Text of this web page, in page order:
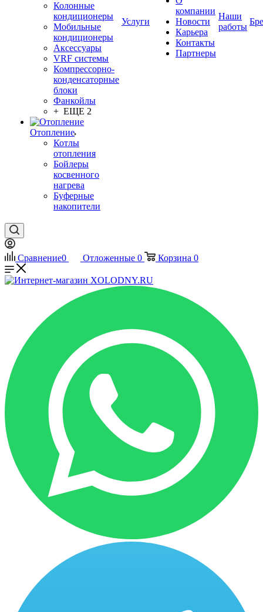
Колонные
кондиционеры
Мобильные
кондиционеры
Аксессуары
VRF системы
Компрессорно-
конденсаторные
блоки
Фанкойлы
+ ЕЩЕ 2
Отопление
Котлы
отопления
Бойлеры
косвенного
нагрева
Буферные
накопители
Услуги
компании
Новости
Карьера
Контакты
Партнеры
Наши
работы
Сравнение0 Отложенные 0 Корзина 0